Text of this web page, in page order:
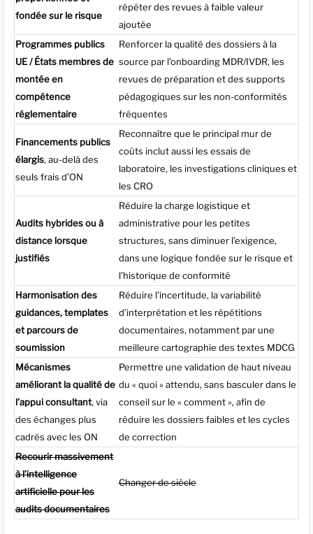
fondée sur le risque
répéter des revues à faible valeur
ajoutée
Programmes publics
UE / États membres de
montée en
compétence
réglementaire
Renforcer la qualité des dossiers à la
source par l’onboarding MDR/IVDR, les
revues de préparation et des supports
pédagogiques sur les non-conformités
fréquentes
Financements publics
élargis, au-delà des
seuls frais d’ON
Reconnaître que le principal mur de
coûts inclut aussi les essais de
laboratoire, les investigations cliniques et
les CRO
Audits hybrides ou à
distance lorsque
justifiés
Réduire la charge logistique et
administrative pour les petites
structures, sans diminuer l’exigence,
dans une logique fondée sur le risque et
l’historique de conformité
Harmonisation des
guidances, templates
et parcours de
soumission
Réduire l’incertitude, la variabilité
d’interprétation et les répétitions
documentaires, notamment par une
meilleure cartographie des textes MDCG
Mécanismes
améliorant la qualité de
l’appui consultant, via
des échanges plus
cadrés avec les ON
Permettre une validation de haut niveau
du « quoi » attendu, sans basculer dans le
conseil sur le « comment », afin de
réduire les dossiers faibles et les cycles
de correction
Recourir massivement
à l’intelligence
artificielle pour les
audits documentaires
Changer de siècle